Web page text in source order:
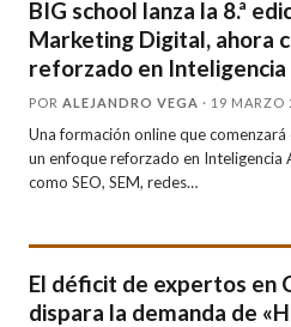
BIG school lanza la 8.ª
Marketing Digital, ahora
reforzado en
POR ALEJANDRO VEGA · 19 MARZO
Una formación online que
un enfoque reforzado en Inteligencia
como SEO, SEM, redes…
El déficit de expertos en
dispara la demanda de